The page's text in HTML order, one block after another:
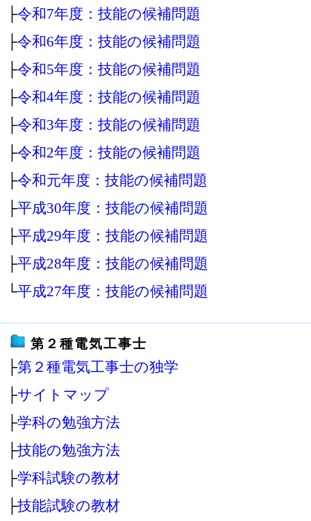
├令和7年度：技能の候補問題
├令和6年度：技能の候補問題
├令和5年度：技能の候補問題
├令和4年度：技能の候補問題
├令和3年度：技能の候補問題
├令和2年度：技能の候補問題
├令和元年度：技能の候補問題
├平成30年度：技能の候補問題
├平成29年度：技能の候補問題
├平成28年度：技能の候補問題
└平成27年度：技能の候補問題
第２種電気工事士
├第２種電気工事士の独学
├サイトマップ
├学科の勉強方法
├技能の勉強方法
├学科試験の教材
├技能試験の教材